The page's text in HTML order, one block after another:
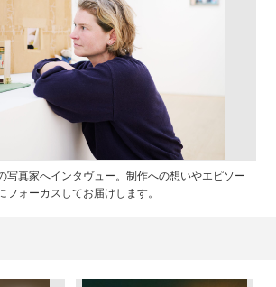
写真家へインタヴュー。制作への想いやエピソー
フォーカスしてお届けします。